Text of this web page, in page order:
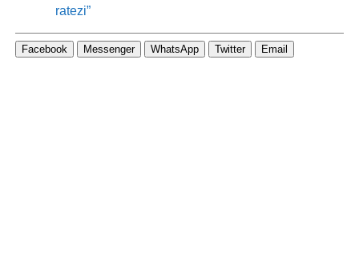
ratezi”
Facebook Messenger WhatsApp Twitter Email